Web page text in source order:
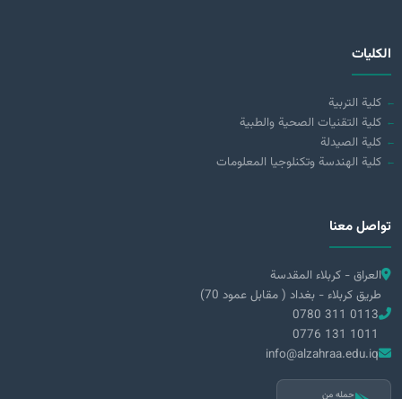
الكليات
كلية التربية
كلية التقنيات الصحية والطبية
كلية الصيدلة
كلية الهندسة وتكنلوجيا المعلومات
تواصل معنا
العراق - كربلاء المقدسة
طريق كربلاء - بغداد ( مقابل عمود 70)
0780 311 0113
0776 131 1011
info@alzahraa.edu.iq
حمله من